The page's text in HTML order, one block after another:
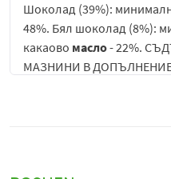
Шоколад (39%):
48%. Бял шоколад (8%):
какаово масло- 22%.
МАЗНИНИ В